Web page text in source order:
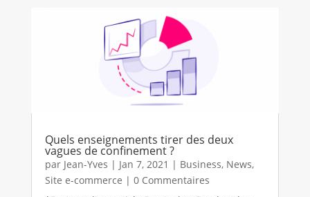
Quels enseignements tirer des deux
vagues de confinement ?
par Jean-Yves | Jan 7, 2021 | Business, News,
Site e-commerce | 0 Commentaires